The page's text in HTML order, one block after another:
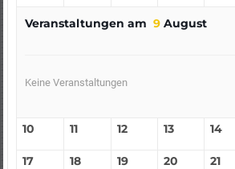
Veranstaltungen am 9August
Keine Veranstaltungen
10 11 12 13 14
17 18 19 20 21